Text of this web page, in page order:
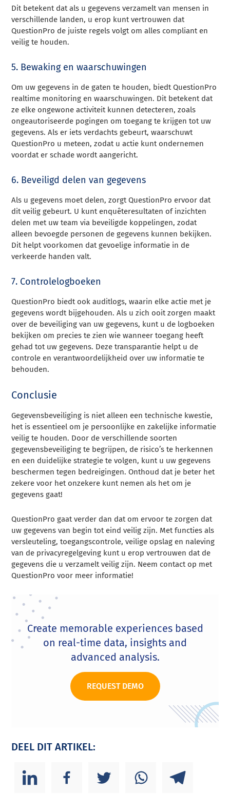
Dit betekent dat als u gegevens verzamelt van mensen in
verschillende landen, u erop kunt vertrouwen dat
QuestionPro de juiste regels volgt om alles compliant en
veilig te houden.
5. Bewaking en waarschuwingen
Om uw gegevens in de gaten te houden, biedt QuestionPro
realtime monitoring en waarschuwingen. Dit betekent dat
ze elke ongewone activiteit kunnen detecteren, zoals
ongeautoriseerde pogingen om toegang te krijgen tot uw
gegevens. Als er iets verdachts gebeurt, waarschuwt
QuestionPro u meteen, zodat u actie kunt ondernemen
voordat er schade wordt aangericht.
6. Beveiligd delen van gegevens
Als u gegevens moet delen, zorgt QuestionPro ervoor dat
dit veilig gebeurt. U kunt enquêteresultaten of inzichten
delen met uw team via beveiligde koppelingen, zodat
alleen bevoegde personen de gegevens kunnen bekijken.
Dit helpt voorkomen dat gevoelige informatie in de
verkeerde handen valt.
7. Controlelogboeken
QuestionPro biedt ook auditlogs, waarin elke actie met je
gegevens wordt bijgehouden. Als u zich ooit zorgen maakt
over de beveiliging van uw gegevens, kunt u de logboeken
bekijken om precies te zien wie wanneer toegang heeft
gehad tot uw gegevens. Deze transparantie helpt u de
controle en verantwoordelijkheid over uw informatie te
behouden.
Conclusie
Gegevensbeveiliging is niet alleen een technische kwestie,
het is essentieel om je persoonlijke en zakelijke informatie
veilig te houden. Door de verschillende soorten
gegevensbeveiliging te begrijpen, de risico’s te herkennen
en een duidelijke strategie te volgen, kunt u uw gegevens
beschermen tegen bedreigingen. Onthoud dat je beter het
zekere voor het onzekere kunt nemen als het om je
gegevens gaat!
QuestionPro gaat verder dan dat om ervoor te zorgen dat
uw gegevens van begin tot eind veilig zijn. Met functies als
versleuteling, toegangscontrole, veilige opslag en naleving
van de privacyregelgeving kunt u erop vertrouwen dat de
gegevens die u verzamelt veilig zijn. Neem contact op met
QuestionPro voor meer informatie!
Create memorable experiences based
on real-time data, insights and
advanced analysis.
REQUEST DEMO
DEEL DIT ARTIKEL: